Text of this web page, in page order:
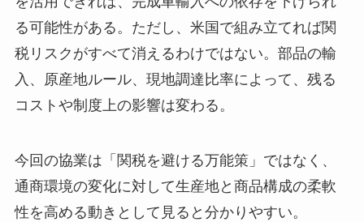
る可能性がある。ただし、米国で組み立てれば関
税リスクがすべて消えるわけではない。部品の輸
入、原産地ルール、現地調達比率によって、残る
コストや制度上の影響は変わる。
今回の協業は「関税を避ける万能策」ではなく、
通商環境の変化に対して生産地と商品構成の柔軟
性を高める動きとして見ると分かりやすい。